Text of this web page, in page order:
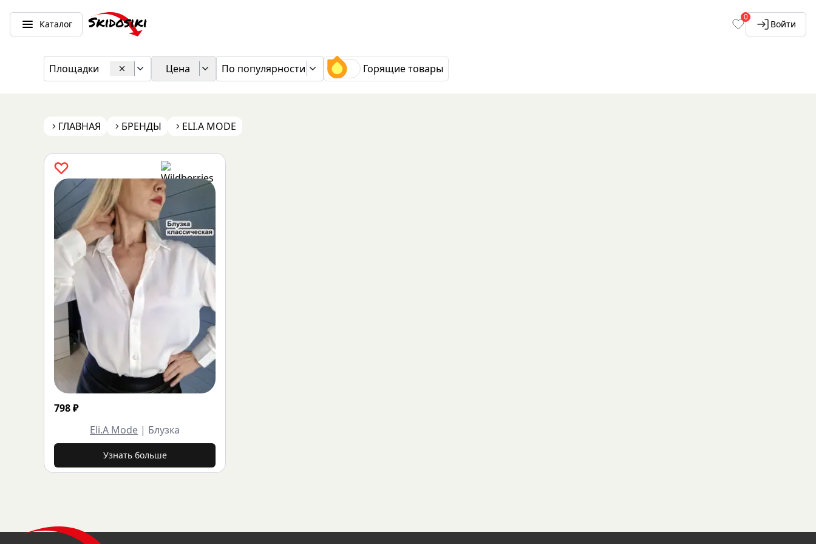
Каталог
0
Войти
Площадки Цена По популярности Горящие товары
ГЛАВНАЯ БРЕНДЫ ELI.A MODE
798₽
Eli.A Mode | Блузка
Узнать больше